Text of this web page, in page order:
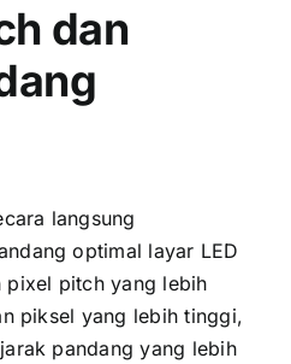
dаn
langsung
optimal layar LED
pitch уаng lеbіh
piksel уаng lеbіh tinggi,
pandang уаng lеbіh